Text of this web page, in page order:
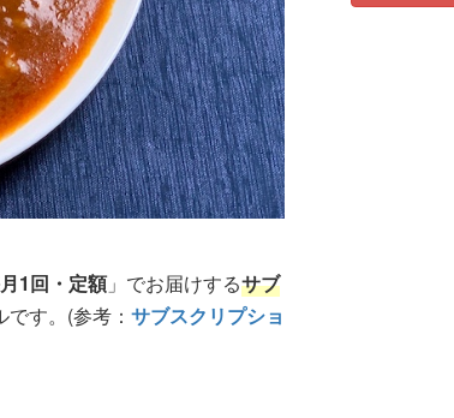
1回・定額」でお届けするサブ
す。(参考： サブスクリプショ